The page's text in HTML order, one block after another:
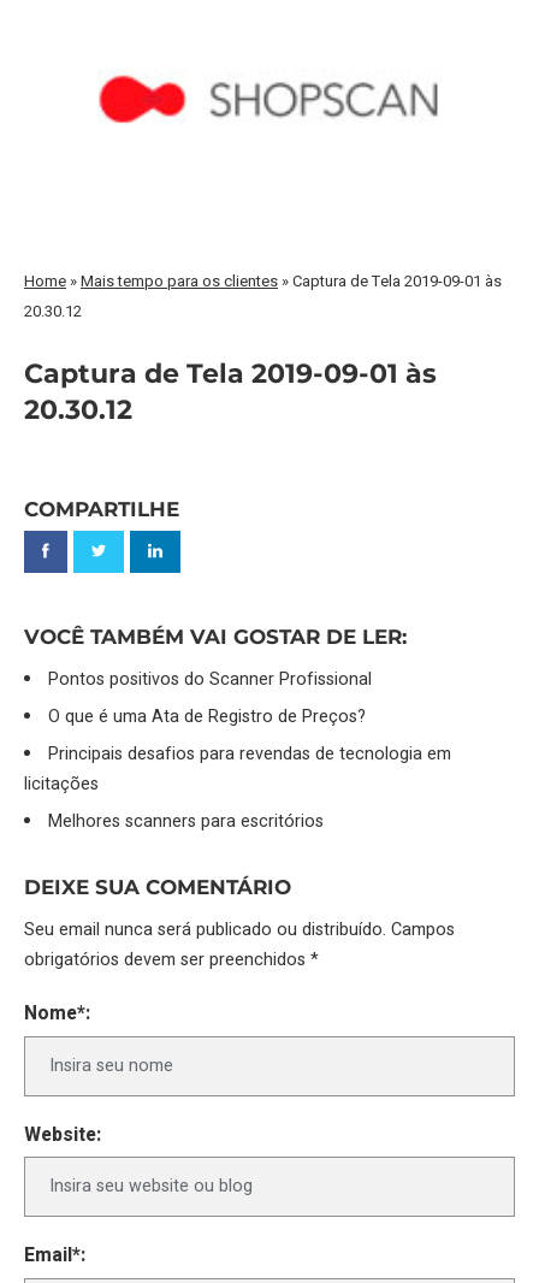
Home »Mais tempo para os clientes »Captura de Tela 2019-09-01 às
20.30.12
Captura de Tela 2019-09-01 às
20.30.12
COMPARTILHE
VOCÊ TAMBÉM VAI GOSTAR DE LER:
Pontos positivos do Scanner Profissional
O que é uma Ata de Registro de Preços?
Principais desafios para revendas de tecnologia em
licitações
Melhores scanners para escritórios
DEIXE SUA COMENTÁRIO
Seu email nunca será publicado ou distribuído. Campos
obrigatórios devem ser preenchidos *
Nome*:
Website:
Email*: